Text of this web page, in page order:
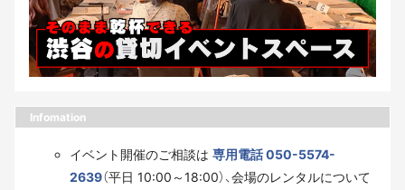
Infomation
イベント開催のご相談は 専用電話 050-5574-
2639（平日 10:00～18:00）、会場のレンタルについて